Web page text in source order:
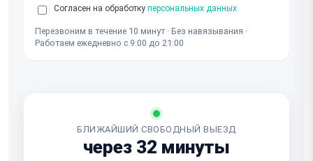
Согласен на обработку персональных данных
Перезвоним в течение 10 минут · Без навязывания ·
Работаем ежедневно с 9:00 до 21:00
БЛИЖАЙШИЙ СВОБОДНЫЙ ВЫЕЗД
через 32 минуты